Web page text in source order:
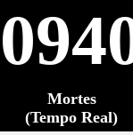
Mortes
(Tempo Real)